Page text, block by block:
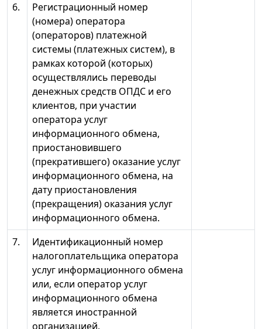
6.
Регистрационный номер
(номера) оператора
(операторов) платежной
системы (платежных систем), в
рамках которой (которых)
осуществлялись переводы
денежных средств ОПДС и его
клиентов, при участии
оператора услуг
информационного обмена,
приостановившего
(прекратившего) оказание услуг
информационного обмена, на
дату приостановления
(прекращения) оказания услуг
информационного обмена.
7.
Идентификационный номер
налогоплательщика оператора
услуг информационного обмена
или, если оператор услуг
информационного обмена
является иностранной
организацией,